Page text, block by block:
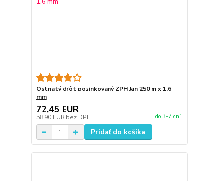
Ostnatý drôt pozinkovaný ZPH Jan 250 m x 1,6
mm
72,45 EUR
58,90 EUR bez DPH do 3-7 dní
Pridať do košíka